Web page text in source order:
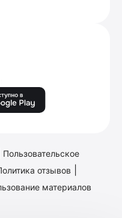
Пользовательское
отзывов
материалов